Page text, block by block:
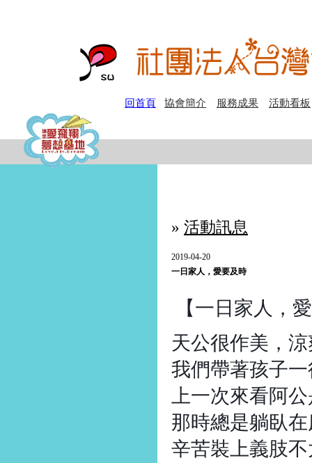
回首頁 協會簡介 服務成果 活動看板
» 活動訊息
2019-04-20
一日家人，愛要及時
【一日家人，
天公很作美，
我們帶著孩子
上一次來看阿
那時總是躺臥
辛苦裝上義肢